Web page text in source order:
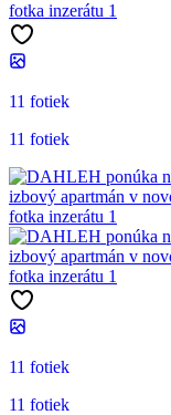
11 fotiek
11 fotiek
11 fotiek
11 fotiek